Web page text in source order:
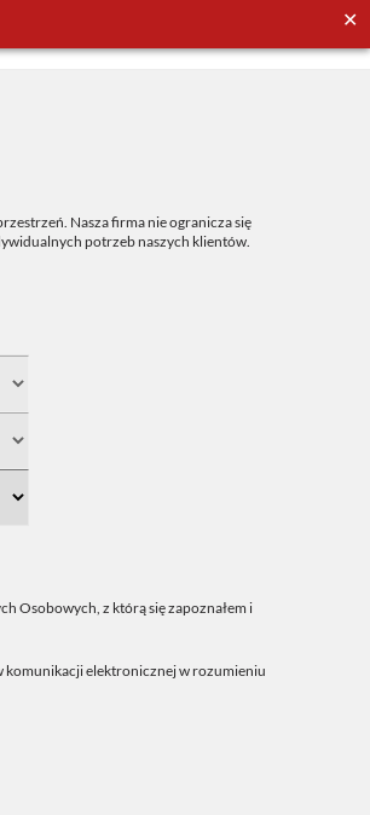
✕
Nasza firma nie ogranicza się
potrzeb naszych klientów.
Osobowych, z którą się zapoznałem i
komunikacji elektronicznej w rozumieniu